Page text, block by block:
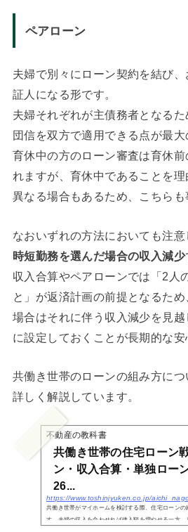
ペアローン
夫婦で別々にローン契約を結び
証人になる形です。
夫婦それぞれが主債務者となる
団信を双方で適用できる点が最大
育休中の方のローン審査は育休
れますが、育休中であることを
異なる場合もあるため、こちらも
なおいずれの方法においても注意
時短勤務を選んだ場合の収入減少
収入合算やペアローンでは「2人
と」が返済計画の前提となるた
場合はそれに伴う収入減少を見
に設定しておくことが長期的な安
共働き世帯のローンの組み方に
詳しく解説しています。
不動産の教科書
共働き世帯の住宅ローン
ン・収入合算・単独ロー
26...
https://www.toshinjyuken.co.jp/
共働き世帯がマイホームを検討する際、住宅ローンの
す。夫婦の収入を合わせれば借入額を増やせる一方